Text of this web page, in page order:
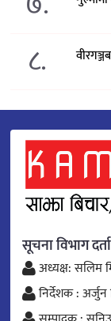
८.
सूचना विभाग
अध्यक्ष: सलिम
निर्देशक :